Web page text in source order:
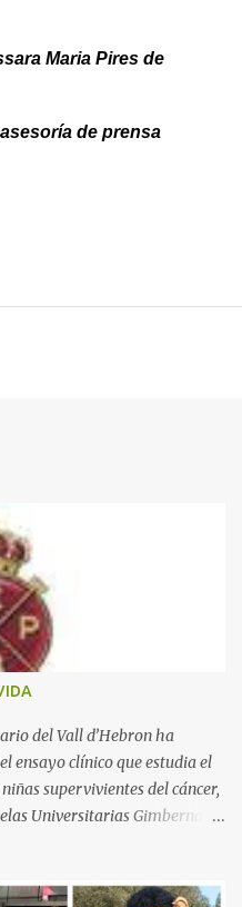
Maria Pires de
de prensa
del Vall d’Hebron ha
ensayo clínico que estudia el
supervivientes del cáncer,
Universitarias Gimbernat,
de la Fundación RCPB; la Dra.